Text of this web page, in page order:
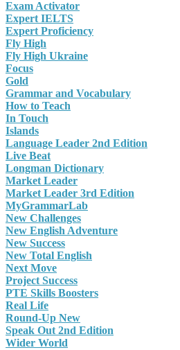
Exam Activator
Expert IELTS
Expert Proficiency
Fly High
Fly High Ukraine
Focus
Gold
Grammar and Vocabulary
How to Teach
In Touch
Islands
Language Leader 2nd Edition
Live Beat
Longman Dictionary
Market Leader
Market Leader 3rd Edition
MyGrammarLab
New Challenges
New English Adventure
New Success
New Total English
Next Move
Project Success
PTE Skills Boosters
Real Life
Round-Up New
Speak Out 2nd Edition
Wider World